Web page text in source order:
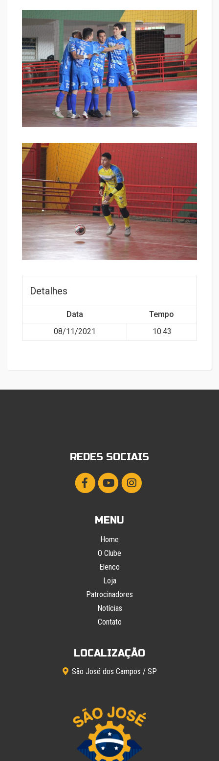
Detalhes
Data
Tempo
08/11/2021
10:43
REDES SOCIAIS
MENU
Home
O Clube
Elenco
Loja
Patrocinadores
Notícias
Contato
LOCALIZAÇÃO
São José dos Campos / SP